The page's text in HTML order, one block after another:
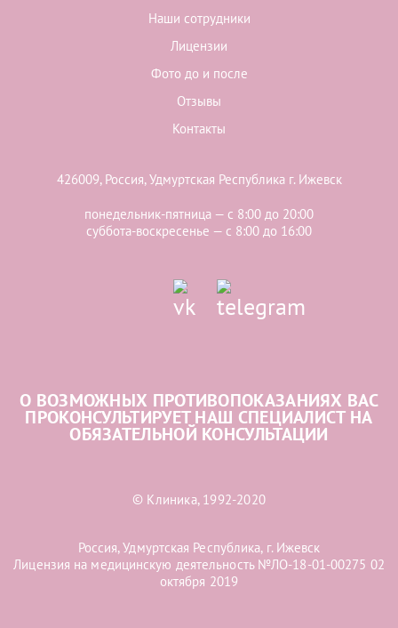
Наши сотрудники
Лицензии
Фото до и после
Отзывы
Контакты
426009, Россия, Удмуртская Республика г. Ижевск
понедельник-пятница — с 8:00 до 20:00
суббота-воскресенье — с 8:00 до 16:00
О ВОЗМОЖНЫХ ПРОТИВОПОКАЗАНИЯХ ВАС
ПРОКОНСУЛЬТИРУЕТ НАШ СПЕЦИАЛИСТ НА
ОБЯЗАТЕЛЬНОЙ КОНСУЛЬТАЦИИ
© Клиника, 1992-2020
Россия, Удмуртская Республика, г. Ижевск
Лицензия на медицинскую деятельность №ЛО-18-01-00275 02
октября 2019